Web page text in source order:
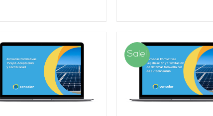
Sale!
AÑADIR AL CARRITO
DETALLES
AÑADIR AL
DETALLES